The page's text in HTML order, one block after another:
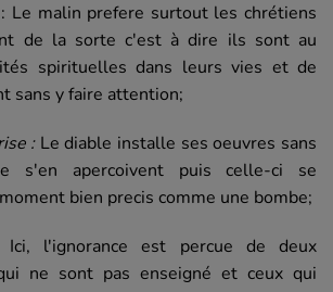
: Le malin prefere surtout les chrétiens
de la sorte c'est à dire ils sont au
spirituelles dans leurs vies et de
sans y faire attention;
:Le diable installe ses oeuvres sans
s'en apercoivent puis celle-ci se
bien precis comme une bombe;
l'ignorance est percue de deux
ne sont pas enseigné et ceux qui